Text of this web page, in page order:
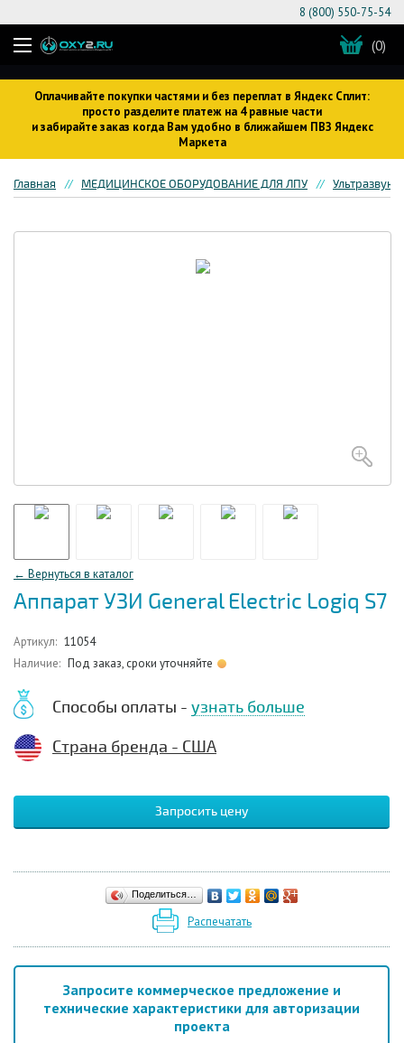
Оплачивайте покупки частями и без переплат в Яндекс Сплит:
просто разделите платеж на 4 равные части
и забирайте заказ когда Вам удобно в ближайшем ПВЗ Яндекс
Маркета
8 (800) 550-75-54
(0)
Главная МЕДИЦИНСКОЕ ОБОРУДОВАНИЕ ДЛЯ ЛПУ
← Вернуться в каталог
Аппарат УЗИ General Electric Logiq S7
Артикул: 11054
Наличие: Под заказ, сроки уточняйте
Способы оплаты - узнать больше
Страна бренда - США
Запросить цену
Поделиться…
Распечатать
Запросите коммерческое предложение и
технические характеристики для авторизации
проекта